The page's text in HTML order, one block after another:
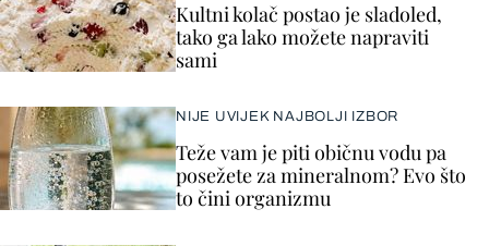
Kultni kolač postao je sladoled,
tako ga lako možete napraviti
sami
NIJE UVIJEK NAJBOLJI IZBOR
Teže vam je piti običnu vodu pa
posežete za mineralnom? Evo što
to čini organizmu